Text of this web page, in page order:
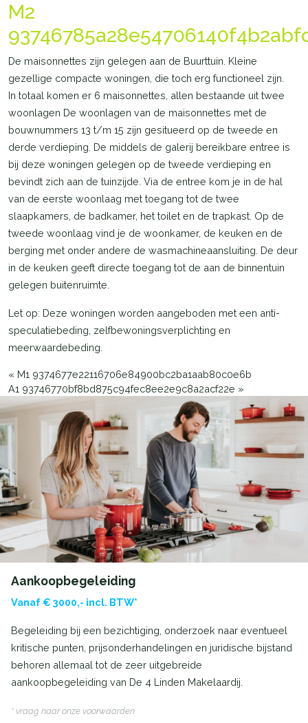
M2
De maisonnettes zijn gelegen aan de Buurttuin. Kleine
gezellige compacte woningen, die toch erg functioneel zijn.
In totaal komen er 6 maisonnettes, allen bestaande uit twee
woonlagen De woonlagen van de maisonnettes met de
bouwnummers 13 t/m 15 zijn gesitueerd op de tweede en
derde verdieping. De middels de galerij bereikbare entree is
bij deze woningen gelegen op de tweede verdieping en
bevindt zich aan de tuinzijde. Via de entree kom je in de hal
van de eerste woonlaag met toegang tot de twee
slaapkamers, de badkamer, het toilet en de trapkast. Op de
tweede woonlaag vind je de woonkamer, de keuken en de
berging met onder andere de wasmachineaansluiting. De deur
in de keuken geeft directe toegang tot de aan de binnentuin
gelegen buitenruimte.
Let op: Deze woningen worden aangeboden met een anti-
speculatiebeding, zelfbewoningsverplichting en
meerwaardebeding.
« M1 9374677e22116706e84900bc2ba1aab80c0e6b
A1 93746770bf8bd875c94fec8ee2e9c8a2acf22e »
Aankoopbegeleiding
Vanaf € 3000,- incl. BTW*
Begeleiding bij een bezichtiging, onderzoek naar eventueel
kritische punten, prijsonderhandelingen en juridische bijstand
behoren allemaal tot de zeer uitgebreide
aankoopbegeleiding van De 4 Linden Makelaardij.
* vraag naar onze voorwaarden